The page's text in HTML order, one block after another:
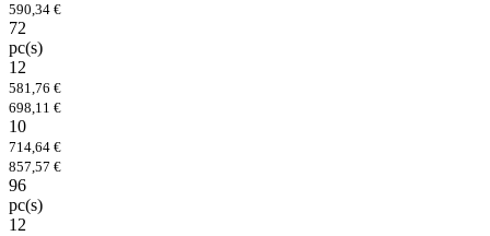
590,34 €
72
pc(s)
12
581,76 €
698,11 €
10
714,64 €
857,57 €
96
pc(s)
12